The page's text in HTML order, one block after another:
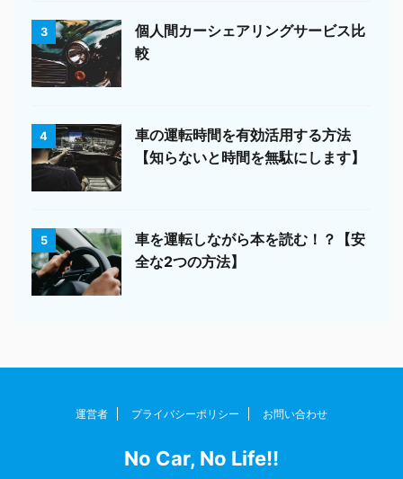
3
個人間カーシェアリングサービス比
較
4
車の運転時間を有効活用する方法
【知らないと時間を無駄にします】
5
車を運転しながら本を読む！？【安
全な2つの方法】
運営者 プライバシーポリシー お問い合わせ
No Car, No Life!!